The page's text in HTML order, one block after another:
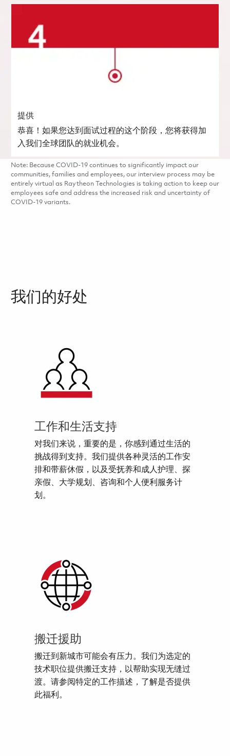
提供
恭喜！如果您达到面试过程的这个阶段，您将获得加
入我们全球团队的就业机会。
Note: Because COVID-19 continues to significantly impact our
communities, families and employees, our interview process may be
entirely virtual as Raytheon Technologies is taking action to keep our
employees safe and address the increased risk and uncertainty of
COVID-19 variants.
我们的好处
工作和生活支持
对我们来说，重要的是，你感到通过生活的
挑战得到支持。我们提供各种灵活的工作安
排和带薪休假，以及受抚养和成人护理、探
亲假、大学规划、咨询和个人便利服务计
划。
搬迁援助
搬迁到新城市可能会有压力。我们为选定的
技术职位提供搬迁支持，以帮助实现无缝过
渡。请参阅特定的工作描述，了解是否提供
此福利。